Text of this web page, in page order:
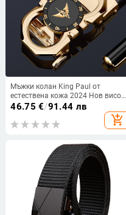
Мъжки колан King Paul от
естествена кожа 2024 Нов висок
клас моден колан за мъже и
млади хора, модерен ежедневен
колан за панталони
46.75 €/91.44 лв
add_shopping_cart